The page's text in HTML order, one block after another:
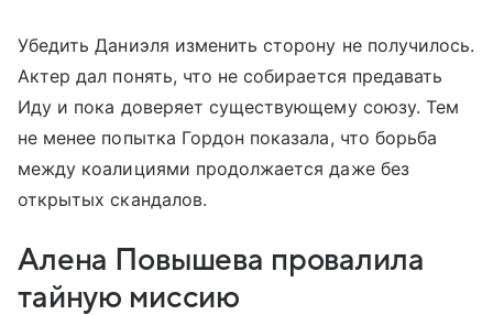
Убедить Даниэля изменить сторону не получилось.
Актер дал понять, что не собирается предавать
Иду и пока доверяет существующему союзу. Тем
не менее попытка Гордон показала, что борьба
между коалициями продолжается даже без
открытых скандалов.
Алена Повышева провалила
тайную миссию